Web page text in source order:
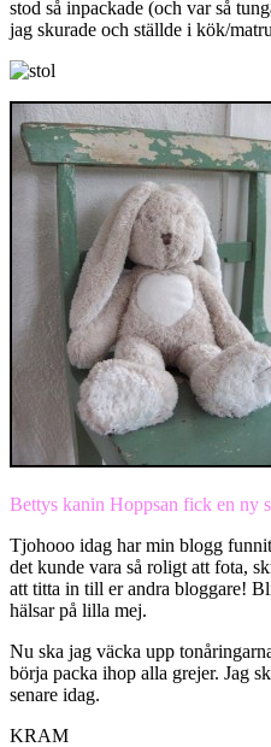
stod så inpackade (och var så
jag skurade och ställde i kök/
Bettys kanin Hoppsan fick en ny
Tjohooo idag har min blogg
det kunde vara så roligt att fota,
att titta in till er andra bloggare!
hälsar på lilla mej.
Nu ska jag väcka upp
börja packa ihop alla grejer. Jag
senare idag.
KRAM